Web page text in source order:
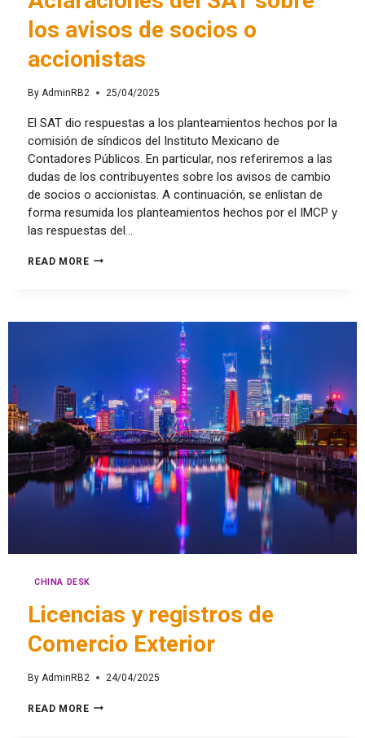
los avisos de socios o
accionistas
By AdminRB2 25/04/2025
El SAT dio respuestas a los planteamientos hechos por la
comisión de síndicos del Instituto Mexicano de
Contadores Públicos. En particular, nos referiremos a las
dudas de los contribuyentes sobre los avisos de cambio
de socios o accionistas. A continuación, se enlistan de
forma resumida los planteamientos hechos por el IMCP y
las respuestas del…
READ MORE
CHINA DESK
Licencias y registros de
Comercio Exterior
By AdminRB2 24/04/2025
READ MORE